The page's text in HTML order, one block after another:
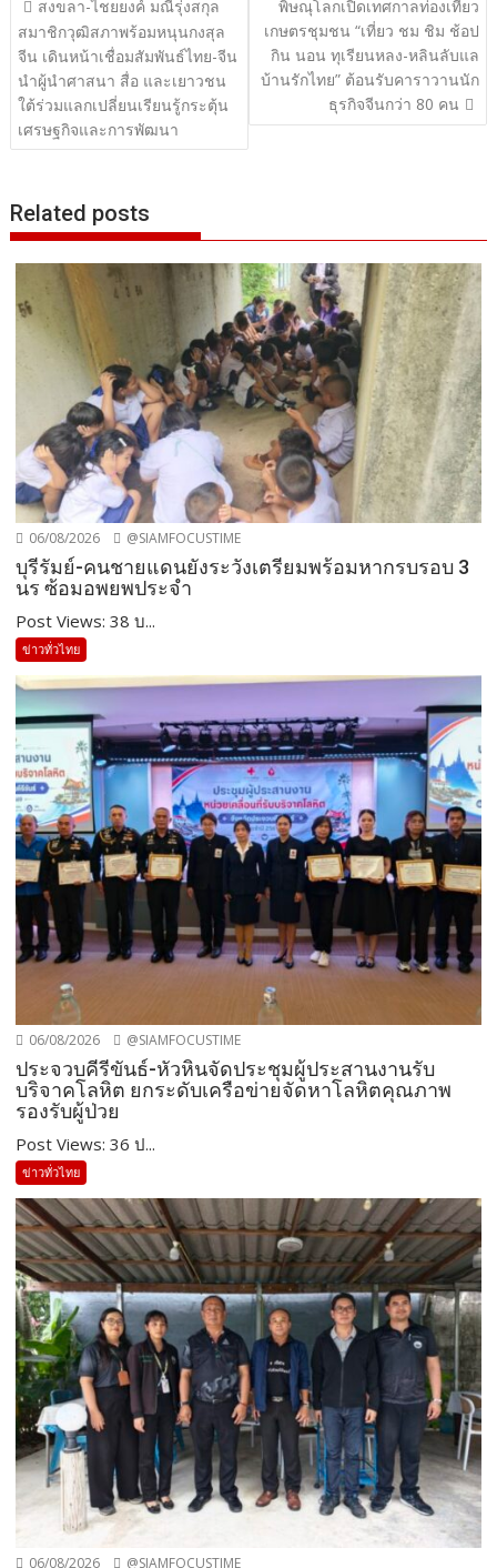
เรื่อง
สงขลา-ไชยยงค์ มณีรุ่งสกุล
สมาชิกวุฒิสภาพร้อมหนุนกงสุล
จีน เดินหน้าเชื่อมสัมพันธ์ไทย-จีน
นำผู้นำศาสนา สื่อ และเยาวชน
ใต้ร่วมแลกเปลี่ยนเรียนรู้กระตุ้น
เศรษฐกิจและการพัฒนา
พิษณุโลกเปิดเทศกาลท่องเที่ยว
เกษตรชุมชน “เที่ยว ชม ชิม ช้อป
กิน นอน ทุเรียนหลง-หลินลับแล
บ้านรักไทย” ต้อนรับคาราวานนัก
ธุรกิจจีนกว่า 80 คน
Related posts
06/08/2026 @SIAMFOCUSTIME
บุรีรัมย์-คนชายแดนยังระวังเตรียมพร้อมหากรบรอบ 3
นร ซ้อมอพยพประจำ
Post Views: 38 บ...
ข่าวทั่วไทย
06/08/2026 @SIAMFOCUSTIME
ประจวบคีรีขันธ์-หัวหินจัดประชุมผู้ประสานงานรับ
บริจาคโลหิต ยกระดับเครือข่ายจัดหาโลหิตคุณภาพ
รองรับผู้ป่วย
Post Views: 36 ป...
ข่าวทั่วไทย
06/08/2026 @SIAMFOCUSTIME